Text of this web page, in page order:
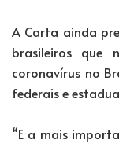
A Carta ainda
brasileiros que
coronavírus no
federais e
“E a mais